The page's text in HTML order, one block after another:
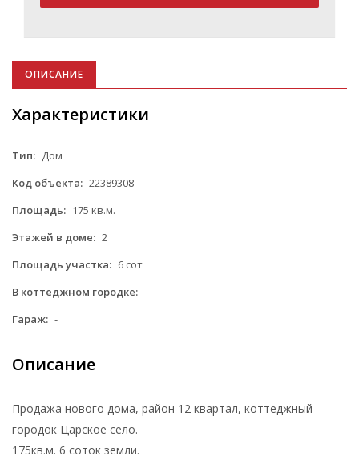
ОПИСАНИЕ
Характеристики
Тип: Дом
Код объекта: 22389308
Площадь: 175 кв.м.
Этажей в доме: 2
Площадь участка: 6 сот
В коттеджном городке: -
Гараж: -
Описание
Продажа нового дома, район 12 квартал, коттеджный
городок Царское село.
175кв.м. 6 соток земли.